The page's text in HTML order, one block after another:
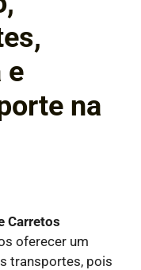
e
na
Carretos
oferecer um
transportes, pois